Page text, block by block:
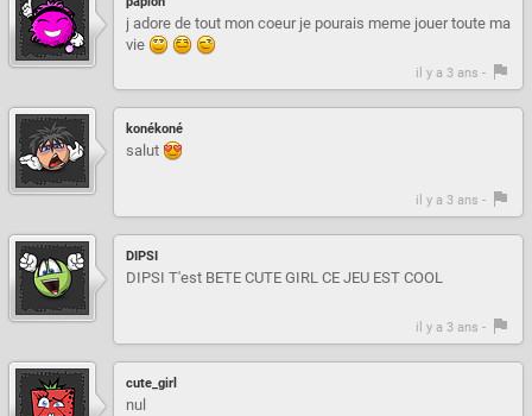
j adore de tout mon coeur je pourais meme jouer toute ma
vie
il y a 3 ans -
konékoné
salut
il y a 3 ans -
DIPSI
DIPSI T'est BETE CUTE GIRL CE JEU EST COOL
il y a 3 ans -
cute_girl
nul